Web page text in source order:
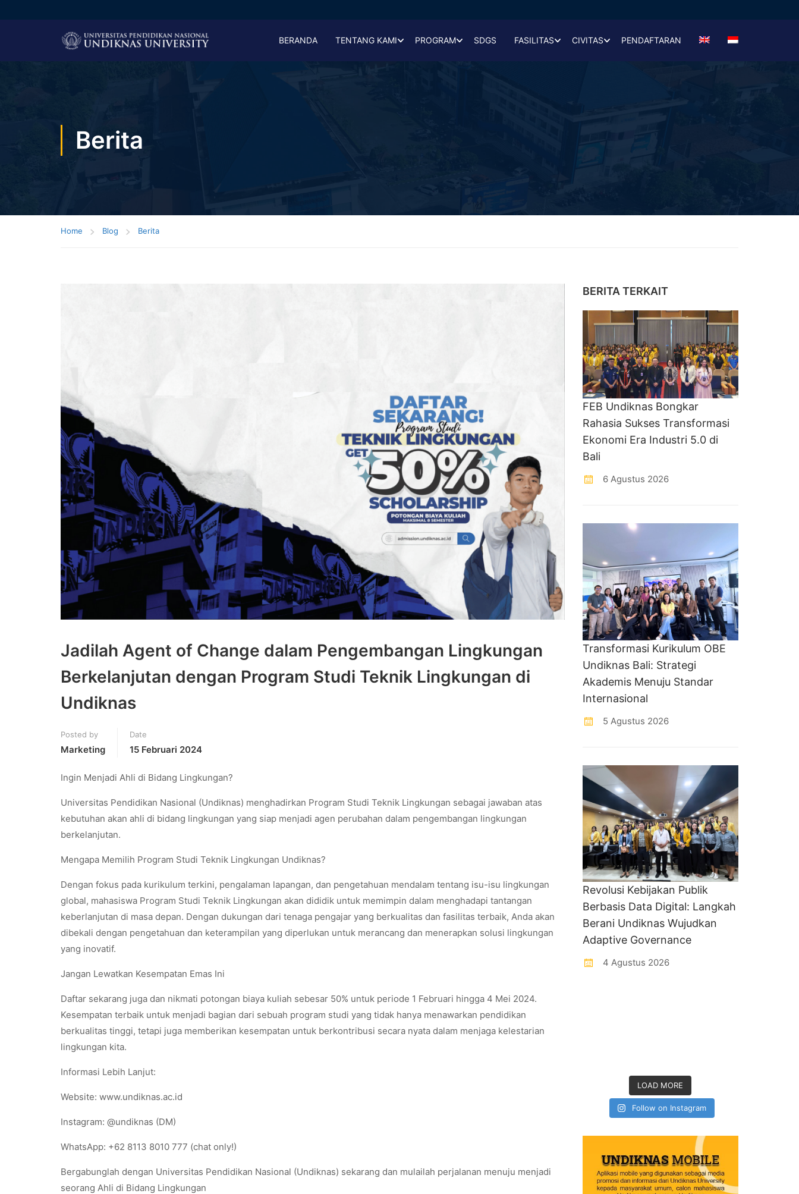
BERANDA TENTANG KAMI PROGRAM SDGS FASILITAS CIVITAS PENDAFTARAN
Berita
Home Blog Berita
Jadilah Agent of Change dalam Pengembangan Lingkungan
Berkelanjutan dengan Program Studi Teknik Lingkungan di
Undiknas
Posted by
Marketing
Date
15 Februari 2024
Ingin Menjadi Ahli di Bidang Lingkungan?
Universitas Pendidikan Nasional (Undiknas) menghadirkan Program Studi Teknik Lingkungan sebagai jawaban atas
kebutuhan akan ahli di bidang lingkungan yang siap menjadi agen perubahan dalam pengembangan lingkungan
berkelanjutan.
Mengapa Memilih Program Studi Teknik Lingkungan Undiknas?
Dengan fokus pada kurikulum terkini, pengalaman lapangan, dan pengetahuan mendalam tentang isu-isu lingkungan
global, mahasiswa Program Studi Teknik Lingkungan akan dididik untuk memimpin dalam menghadapi tantangan
keberlanjutan di masa depan. Dengan dukungan dari tenaga pengajar yang berkualitas dan fasilitas terbaik, Anda akan
dibekali dengan pengetahuan dan keterampilan yang diperlukan untuk merancang dan menerapkan solusi lingkungan
yang inovatif.
Jangan Lewatkan Kesempatan Emas Ini
Daftar sekarang juga dan nikmati potongan biaya kuliah sebesar 50% untuk periode 1 Februari hingga 4 Mei 2024.
Kesempatan terbaik untuk menjadi bagian dari sebuah program studi yang tidak hanya menawarkan pendidikan
berkualitas tinggi, tetapi juga memberikan kesempatan untuk berkontribusi secara nyata dalam menjaga kelestarian
lingkungan kita.
Informasi Lebih Lanjut:
Website: www.undiknas.ac.id
Instagram: @undiknas (DM)
WhatsApp: +62 8113 8010 777 (chat only!)
Bergabunglah dengan Universitas Pendidikan Nasional (Undiknas) sekarang dan mulailah perjalanan menuju menjadi
seorang Ahli di Bidang Lingkungan
BERITA TERKAIT
FEB Undiknas Bongkar
Rahasia Sukses Transformasi
Ekonomi Era Industri 5.0 di
Bali
6 Agustus 2026
Transformasi Kurikulum OBE
Undiknas Bali: Strategi
Akademis Menuju Standar
Internasional
5 Agustus 2026
Revolusi Kebijakan Publik
Berbasis Data Digital: Langkah
Berani Undiknas Wujudkan
Adaptive Governance
4 Agustus 2026
LOAD MORE
Follow on Instagram